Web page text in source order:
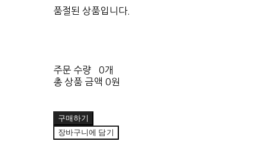
품절된 상품입니다.
주문 수량
0개
총 상품 금액 0원
구매하기
장바구니에 담기